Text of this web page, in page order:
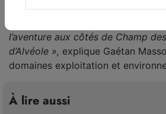
végétal des Alpes du Nord. Nous
l’aventure aux côtés de Champ
d’Alvéole », explique Gaétan
domaines exploitation et
À lire aussi